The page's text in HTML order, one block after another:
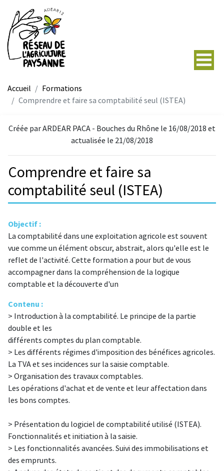
Accueil
Formations
Comprendre et faire sa comptabilité seul (ISTEA)
Créée par ARDEAR PACA - Bouches du Rhône le 16/08/2018 et
actualisée le 21/08/2018
Comprendre et faire sa
comptabilité seul (ISTEA)
Objectif :
La comptabilité dans une exploitation agricole est souvent
vue comme un élément obscur, abstrait, alors qu'elle est le
reflet de l'activité. Cette formation a pour but de vous
accompagner dans la compréhension de la logique
comptable et la découverte d'un
Contenu :
> Introduction à la comptabilité. Le principe de la partie
double et les
différents comptes du plan comptable.
> Les différents régimes d'imposition des bénéfices agricoles.
La TVA et ses incidences sur la saisie comptable.
> Organisation des travaux comptables.
Les opérations d'achat et de vente et leur affectation dans
les bons comptes.
> Présentation du logiciel de comptabilité utilisé (ISTEA).
Fonctionnalités et initiation à la saisie.
> Les fonctionnalités avancées. Suivi des immobilisations et
des emprunts.